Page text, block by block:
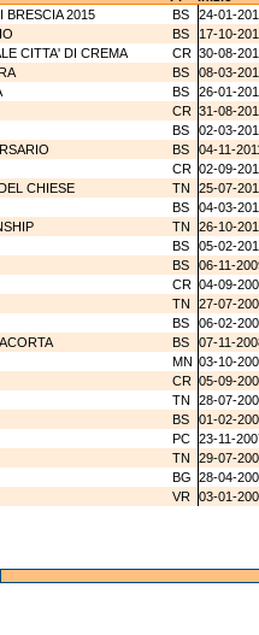
BRESCIA 2015 BS
24-01-
BS
17-10-
CITTA' DI CREMA CR 30-08-
BS
08-03-
BS
26-01-
CR 31-08-
BS
02-03-
BS
04-11-
CR 02-09-
CHIESE TN
25-07-
BS
04-03-
TN
26-10-
BS
05-02-
BS
06-11-
CR 04-09-
TN
27-07-
BS
06-02-
BS
07-11-
MN 03-10-
CR 05-09-
TN
28-07-
BS
01-02-
PC 23-11-
TN
29-07-
BG 28-04-
VR 03-01-